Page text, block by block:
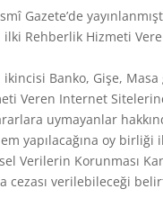
Gazete’de
Rehberlik Hizmeti
Banko, Gişe, Masa
Veren Internet
uymayanlar
yapılacağına oy
Verilerin Korunması
cezası verilebileceği